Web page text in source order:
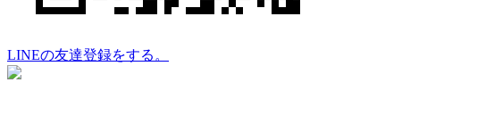
LINEの友達登録をする。